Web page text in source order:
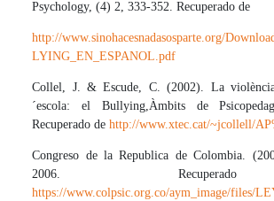
Psychology, (4) 2, 333-352. Recuperado de
http://www.sinohacesnadasosparte.org/
LYING_EN_ESPANOL.pdf
Collel, J. & Escude, C. (2002). La
´escola: el Bullying,Àmbits de
Recuperado dehttp://www.xtec.cat/~jcollell/
Congreso de la Republica de Colombia.
2006.
https://www.colpsic.org.co/aym_image/files/